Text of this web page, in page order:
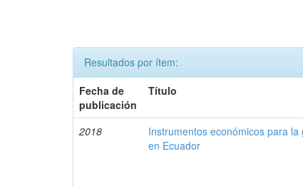
Resultados por ítem:
Fecha de
publicación
Título
2018
Instrumentos económicos para
en Ecuador